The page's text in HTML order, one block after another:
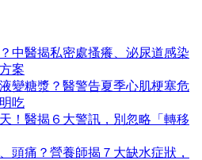
中醫揭私密處搔癢、泌尿道感染
案
變糖漿？醫警告夏季心肌梗塞危
吃
！醫揭６大警訊，別忽略「轉移
頭痛？營養師揭７大缺水症狀，